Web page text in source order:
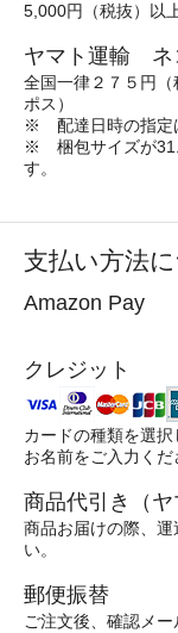
5,000円（税抜）以
ヤマト運輸 ネ
全国一律２７５円
ポス）
※ 配達日時の指定
※ 梱包サイズが
す。
支払い方法
Amazon Pay
クレジット
カードの種類を選
お名前をご入力くだ
商品代引き（ヤ
商品お届けの際、
い。
郵便振替
ご注文後、確認メ